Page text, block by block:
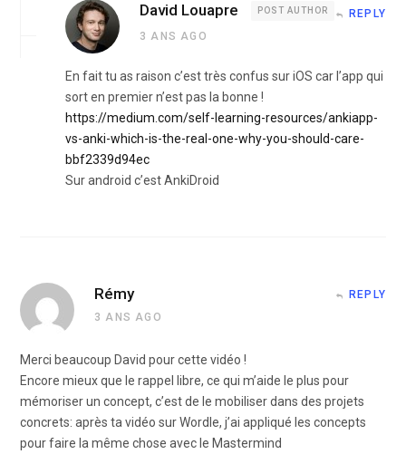
David Louapre POST AUTHOR
3 ANS AGO
REPLY
En fait tu as raison c’est très confus sur iOS car l’app qui
sort en premier n’est pas la bonne !
https://medium.com/self-learning-resources/ankiapp-
vs-anki-which-is-the-real-one-why-you-should-care-
bbf2339d94ec
Sur android c’est AnkiDroid
Rémy
3 ANS AGO
REPLY
Merci beaucoup David pour cette vidéo !
Encore mieux que le rappel libre, ce qui m’aide le plus pour
mémoriser un concept, c’est de le mobiliser dans des projets
concrets: après ta vidéo sur Wordle, j’ai appliqué les concepts
pour faire la même chose avec le Mastermind